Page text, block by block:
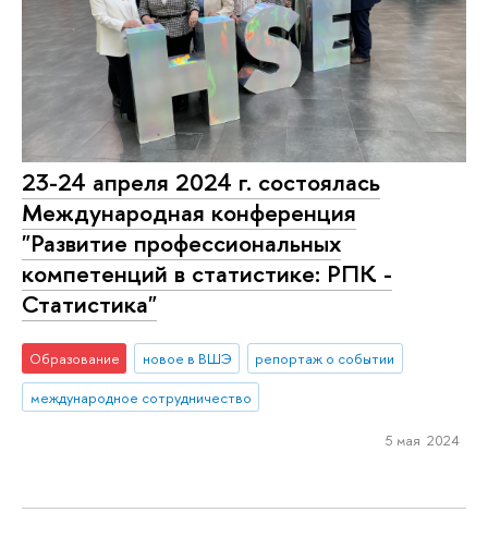
23-24 апреля 2024 г. состоялась
Международная конференция
"Развитие профессиональных
компетенций в статистике: РПК -
Статистика"
Образование новое в ВШЭ
репортаж о событии
международное сотрудничество
5 мая 2024